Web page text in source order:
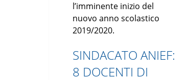
l’imminente inizio del
nuovo anno scolastico
2019/2020.
SINDACATO ANIEF:
8 DOCENTI DI